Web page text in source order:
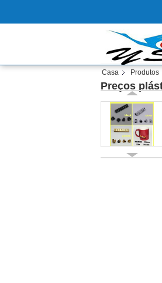
Casa Produtos
Preços